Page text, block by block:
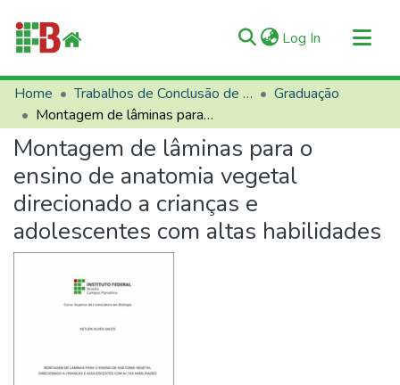
Log In (current)
Communities & Collections
All of RIIFB
Manuals and Terms
Statistics
About RIIFB
Help
Home Trabalhos de Conclusão de Curso (TCCs)
Graduação
Montagem de lâminas para o ensino de anatomia vegetal direcionado a crianças e adolescentes com altas habilidades
Montagem de lâminas para o
ensino de anatomia vegetal
direcionado a crianças e
adolescentes com altas habilidades